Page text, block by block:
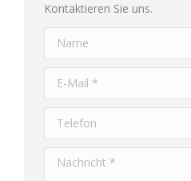
Kontaktieren Sie uns.
Name
E-Mail *
Telefon
Nachricht *